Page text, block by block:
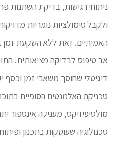
ניתוחי רגישות, בדיקת השתנות
ולקבל סימולציות נומריות
האמיתיים. זאת ללא השקעת זמן
אב טיפוס לבדיקה מציאותית.
דיגיטלי שחוסך משאבי זמן וכסף
טכניקת האלמנטים הסופיים
מולטיפיזיקס, מעניקה אינספור
טכנולוגיה שעוסקות בתכנון